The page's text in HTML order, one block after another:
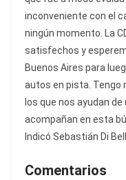
inconveniente con el
ningún momento. La
satisfechos y
Buenos Aires para
autos en pista. Tengo
los que nos ayudan
acompañan en esta
Indicó Sebastián Di
Comentarios